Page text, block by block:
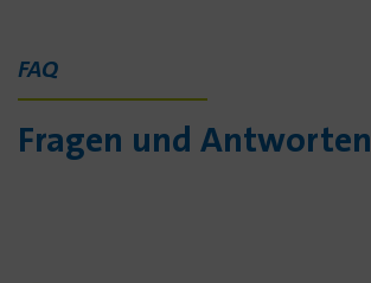
FAQ
Fragen und Antworten